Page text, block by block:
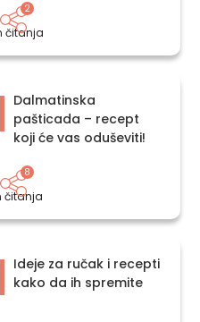
čitanja
2
čitanja
Dalmatinska
pašticada – recept
koji će vas oduševiti!
8
Ideje za ručak i recepti
kako da ih spremite